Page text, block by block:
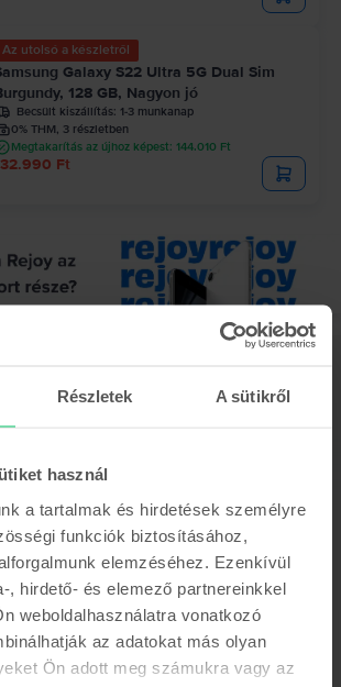
Részletek A sütikről
használ
a tartalmak és hirdetések személyre
funkciók biztosításához,
elemzéséhez. Ezenkívül
, hirdető- és elemező partnereinkkel
weboldalhasználatra vonatkozó
az adatokat más olyan
Ön adott meg számukra vagy az
Az utolsó a készletről
Galaxy S22 Ultra 5G Dual Sim
128 GB, Nagyon jó
Becsült kiszállítás: 1-3 munkanap
0% THM, 3 részletben
Megtakarítás az újhoz képest: 144.010 Ft
Ft
Galaxy S7 Edge, White Pearl, 64 GB, Jó
modell még kellemesebbé teszi a telefon
a következő évek telefonjai a Samsung cégnél. A
a Samsung Galaxy S7 mellett 2016-ban
információk
információk